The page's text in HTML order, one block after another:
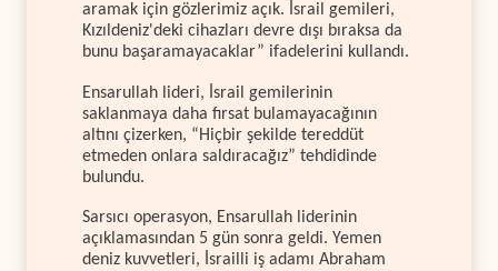
aramak için gözlerimiz açık. İsrail gemileri,
Kızıldeniz'deki cihazları devre dışı bıraksa da
bunu başaramayacaklar” ifadelerini kullandı.
Ensarullah lideri, İsrail gemilerinin
saklanmaya daha fırsat bulamayacağının
altını çizerken, “Hiçbir şekilde tereddüt
etmeden onlara saldıracağız” tehdidinde
bulundu.
Sarsıcı operasyon, Ensarullah liderinin
açıklamasından 5 gün sonra geldi. Yemen
deniz kuvvetleri, İsrailli iş adamı Abraham